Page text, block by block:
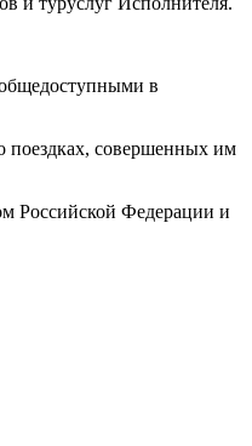
в
поездках, совершенных им
Российской Федерации и